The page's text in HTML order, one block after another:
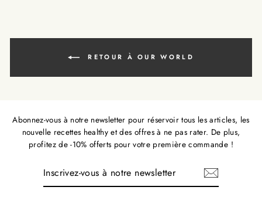
RETOUR À OUR WORLD
Abonnez-vous à notre newsletter pour réservoir tous les articles, les
nouvelle recettes healthy et des offres à ne pas rater. De plus,
profitez de -10% offerts pour votre première commande !